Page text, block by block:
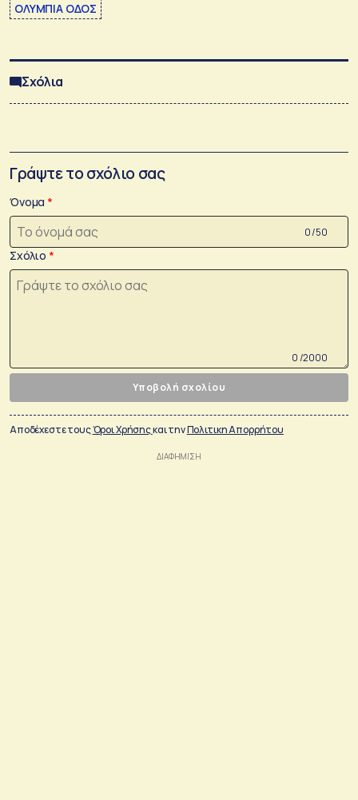
ΟΛΥΜΠΙΑ ΟΔΟΣ
Σχόλια
Γράψτε το σχόλιο σας
Όνομα
0 /50
Σχόλιο
0 /2000
Υποβολή σχολίου
Αποδέχεστε τουςΌροι Χρήσηςκαι τηνΠολιτικη Απορρήτου